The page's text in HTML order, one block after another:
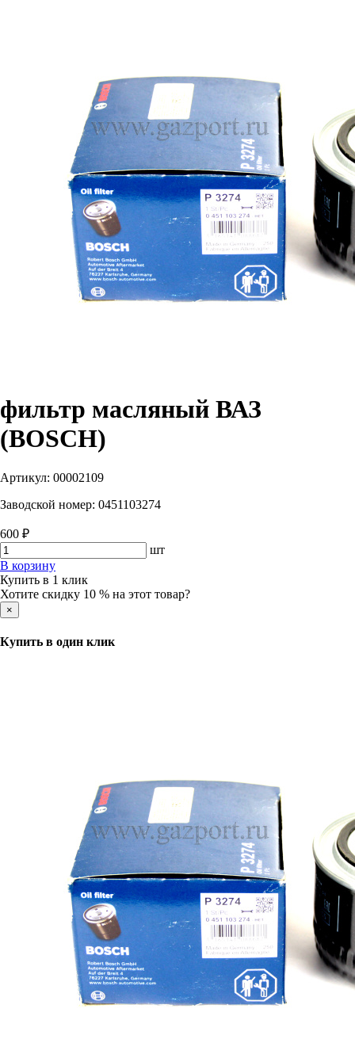
фильтр масляный ВАЗ
(BOSCH)
Артикул: 00002109
Заводской номер: 0451103274
600 ₽
шт
В корзину
Купить в 1 клик
Хотите скидку 10 % на этот товар?
×
Купить в один клик